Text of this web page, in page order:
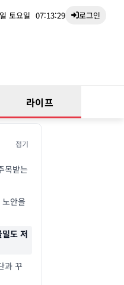
토요일 07:13:30 로그인
라이프
접기
목받는
안을
도 저
과 꾸